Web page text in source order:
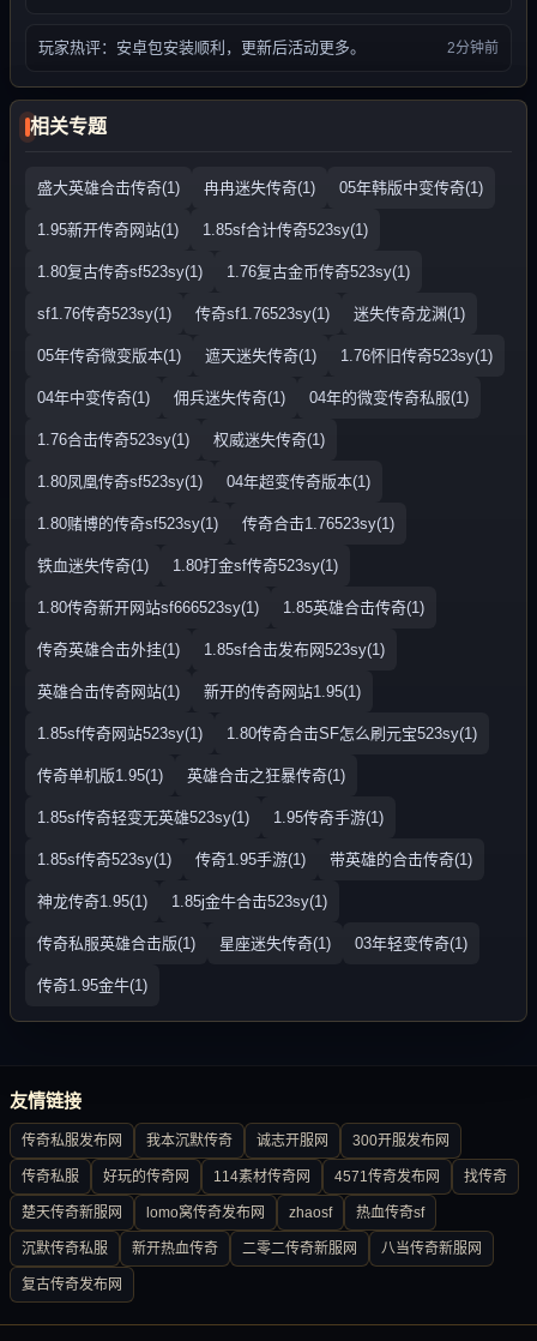
玩家热评：安卓包安装顺利，更新后活动更多。 2分钟前
相关专题
盛大英雄合击传奇(1) 冉冉迷失传奇(1) 05年韩版中变传奇(1)
1.95新开传奇网站(1) 1.85sf合计传奇523sy(1)
1.80复古传奇sf523sy(1) 1.76复古金币传奇523sy(1)
sf1.76传奇523sy(1) 传奇sf1.76523sy(1) 迷失传奇龙渊(1)
05年传奇微变版本(1) 遮天迷失传奇(1) 1.76怀旧传奇523sy(1)
04年中变传奇(1) 佣兵迷失传奇(1) 04年的微变传奇私服(1)
1.76合击传奇523sy(1) 权威迷失传奇(1)
1.80凤凰传奇sf523sy(1) 04年超变传奇版本(1)
1.80赌博的传奇sf523sy(1) 传奇合击1.76523sy(1)
铁血迷失传奇(1) 1.80打金sf传奇523sy(1)
1.80传奇新开网站sf666523sy(1) 1.85英雄合击传奇(1)
传奇英雄合击外挂(1) 1.85sf合击发布网523sy(1)
英雄合击传奇网站(1) 新开的传奇网站1.95(1)
1.85sf传奇网站523sy(1) 1.80传奇合击SF怎么刷元宝523sy(1)
传奇单机版1.95(1) 英雄合击之狂暴传奇(1)
1.85sf传奇轻变无英雄523sy(1) 1.95传奇手游(1)
1.85sf传奇523sy(1) 传奇1.95手游(1) 带英雄的合击传奇(1)
神龙传奇1.95(1) 1.85j金牛合击523sy(1)
传奇私服英雄合击版(1) 星座迷失传奇(1) 03年轻变传奇(1)
传奇1.95金牛(1)
友情链接
传奇私服发布网 我本沉默传奇 诚志开服网 300开服发布网
传奇私服 好玩的传奇网 114素材传奇网 4571传奇发布网 找传奇
楚天传奇新服网 lomo窝传奇发布网 zhaosf 热血传奇sf
沉默传奇私服 新开热血传奇 二零二传奇新服网 八当传奇新服网
复古传奇发布网